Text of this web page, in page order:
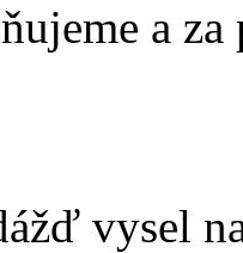
a
vysel